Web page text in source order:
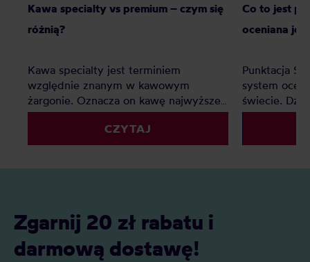
Kawa specialty vs premium – czym się
różnią?
Kawa specialty jest terminiem
względnie znanym w kawowym
żargonie. Oznacza on kawę najwyższej
jakości, jednak co z kawą premium?
Czy to tylko chwyt marketingowy czy
faktyczna ocena jakości? Z tego
domu?
CZYTAJ
Co to jest
oceniana
Punktacja
system
świecie.
palarnie i
kryteriów. Z
Zgarnij 20 zł rabatu i
darmową dostawę!